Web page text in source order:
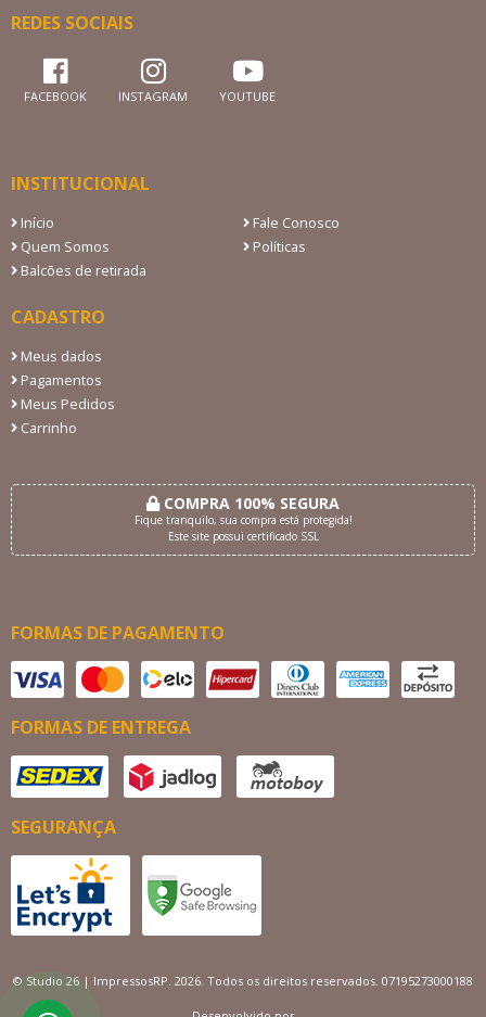
REDES SOCIAIS
FACEBOOK INSTAGRAM YOUTUBE
INSTITUCIONAL
Início
Fale Conosco
Quem Somos
Políticas
Balcões de retirada
CADASTRO
Meus dados
Pagamentos
Meus Pedidos
Carrinho
COMPRA 100% SEGURA
Fique tranquilo, sua compra está protegida!
Este site possui certificado SSL
FORMAS DE PAGAMENTO
FORMAS DE ENTREGA
SEGURANÇA
© Studio 26 | ImpressosRP. 2026. Todos os direitos reservados. 07195273000188